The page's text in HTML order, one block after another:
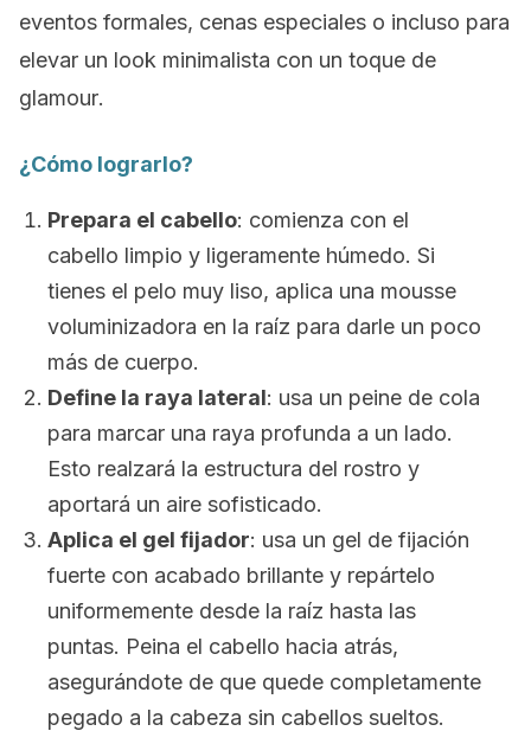
eventos formales, cenas especiales o incluso para
elevar un look minimalista con un toque de
glamour.
¿Cómo lograrlo?
Prepara el cabello: comienza con el
cabello limpio y ligeramente húmedo. Si
tienes el pelo muy liso, aplica una mousse
voluminizadora en la raíz para darle un poco
más de cuerpo.
Define la raya lateral: usa un peine de cola
para marcar una raya profunda a un lado.
Esto realzará la estructura del rostro y
aportará un aire sofisticado.
Aplica el gel fijador: usa un gel de fijación
fuerte con acabado brillante y repártelo
uniformemente desde la raíz hasta las
puntas. Peina el cabello hacia atrás,
asegurándote de que quede completamente
pegado a la cabeza sin cabellos sueltos.